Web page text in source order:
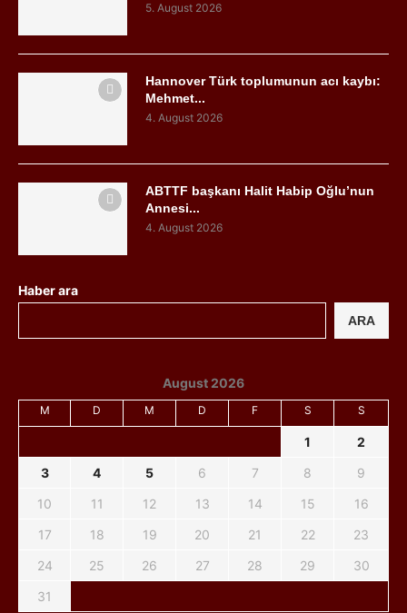
5. August 2026
Hannover Türk toplumunun acı kaybı:
Mehmet...
4. August 2026
ABTTF başkanı Halit Habip Oğlu’nun
Annesi...
4. August 2026
Haber ara
ARA
August 2026
M D M D F S S
1
2
3
4 5 6 7 8
9
10
11 12 13 14 15
16
17
18 19 20 21 22
23
24
25 26 27 28 29
30
31